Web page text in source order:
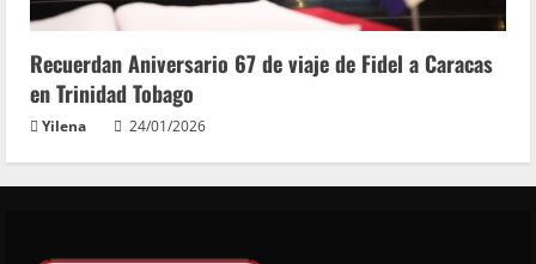
Recuerdan Aniversario 67 de viaje de Fidel a Caracas
en Trinidad Tobago
Yilena 24/01/2026